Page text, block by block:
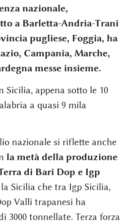
nazionale,
a Barletta-Andria-Trani
pugliese, Foggia, ha
Campania, Marche,
messe insieme.
Sicilia, appena sotto le 10
a quasi 9 mila
nazionale si riflette anche
la metà della produzione
di Bari Dop e Igp
Sicilia che tra Igp Sicilia,
Valli trapanesi ha
3000 tonnellate. Terza forza